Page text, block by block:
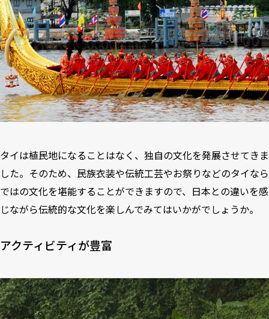
タイは植民地になることはなく、独自の文化を発展させてきま
した。そのため、民族衣装や伝統工芸やお祭りなどのタイなら
ではの文化を堪能することができますので、日本との違いを感
じながら伝統的な文化を楽しんでみてはいかがでしょうか。
アクティビティが豊富